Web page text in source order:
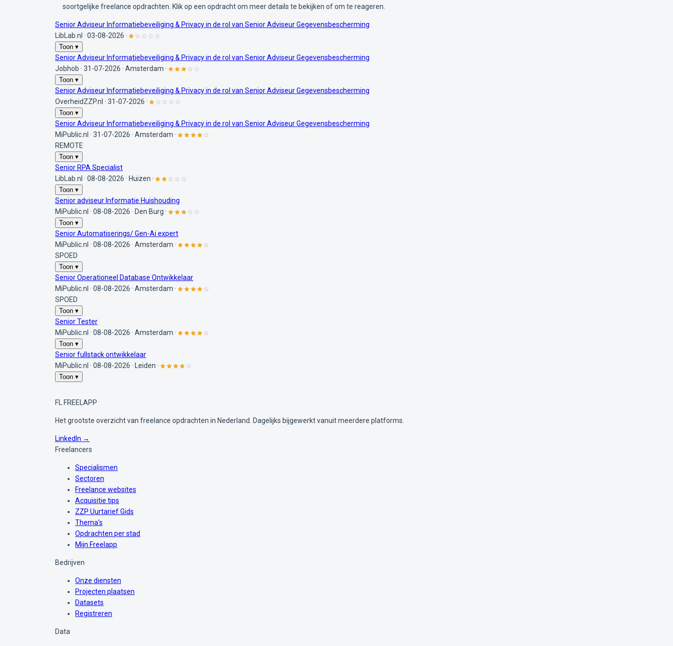
soortgelijke freelance opdrachten. Klik op een opdracht om meer details te bekijken of om te reageren.
Senior Adviseur Informatiebeveiliging & Privacy in de rol van Senior Adviseur Gegevensbescherming
LibLab.nl · 03-08-2026 ·
Toon ▾
Senior Adviseur Informatiebeveiliging & Privacy in de rol van Senior Adviseur Gegevensbescherming
Jobhob · 31-07-2026 · Amsterdam ·
Toon ▾
Senior Adviseur Informatiebeveiliging & Privacy in de rol van Senior Adviseur Gegevensbescherming
OverheidZZP.nl · 31-07-2026 ·
Toon ▾
Senior Adviseur Informatiebeveiliging & Privacy in de rol van Senior Adviseur Gegevensbescherming
MiPublic.nl · 31-07-2026 · Amsterdam ·
REMOTE
Toon ▾
Senior RPA Specialist
LibLab.nl · 08-08-2026 · Huizen ·
Toon ▾
Senior adviseur Informatie Huishouding
MiPublic.nl · 08-08-2026 · Den Burg ·
Toon ▾
Senior Automatiserings/ Gen-Ai expert
MiPublic.nl · 08-08-2026 · Amsterdam ·
SPOED
Toon ▾
Senior Operationeel Database Ontwikkelaar
MiPublic.nl · 08-08-2026 · Amsterdam ·
SPOED
Toon ▾
Senior Tester
MiPublic.nl · 08-08-2026 · Amsterdam ·
Toon ▾
Senior fullstack ontwikkelaar
MiPublic.nl · 08-08-2026 · Leiden ·
Toon ▾
FL FREELAPP
Het grootste overzicht van freelance opdrachten in Nederland. Dagelijks bijgewerkt vanuit meerdere platforms.
LinkedIn →
Freelancers
Specialismen
Sectoren
Freelance websites
Acquisitie tips
ZZP Uurtarief Gids
Thema's
Opdrachten per stad
Mijn Freelapp
Bedrijven
Onze diensten
Projecten plaatsen
Datasets
Registreren
Data